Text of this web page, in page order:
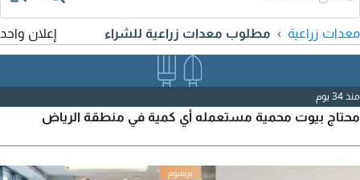
معدات زراعية مطلوب معدات زراعية للشراء إعلان واحد
منذ 34 يوم
محتاج بيوت محمية مستعمله أي كمية في منطقة الرياض